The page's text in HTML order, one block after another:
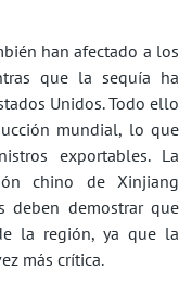
han afectado a los
que la sequía ha
Unidos. Todo ello
mundial, lo que
exportables. La
chino de Xinjiang
deben demostrar que
la región, ya que la
más crítica.